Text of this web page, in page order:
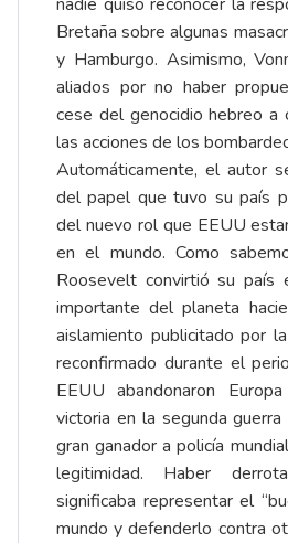
Bretaña sobre algunas
y Hamburgo. Asimismo,
aliados por no haber
cese del genocidio hebreo a
las acciones de los
Automáticamente, el autor
del papel que tuvo su país
del nuevo rol que EEUU
en el mundo. Como
Roosevelt convirtió su país
importante del planeta
aislamiento publicitado por
reconfirmado durante el
EEUU abandonaron
victoria en la segunda
gran ganador a policía
legitimidad. Haber
significaba representar el
mundo y defenderlo contra